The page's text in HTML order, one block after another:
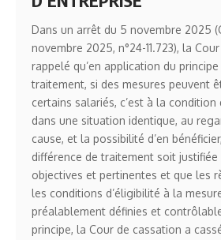
Dans un arrêt du 5 novembre 2025
novembre 2025, n°24-11.723), la
rappelé qu’en application du principe
traitement, si des mesures peuvent
certains salariés, c’est à la
dans une situation identique, au
cause, et la possibilité d’en
différence de traitement soit justifiée
objectives et pertinentes et que les
les conditions d’éligibilité à la
préalablement définies et
principe, la Cour de cassation a